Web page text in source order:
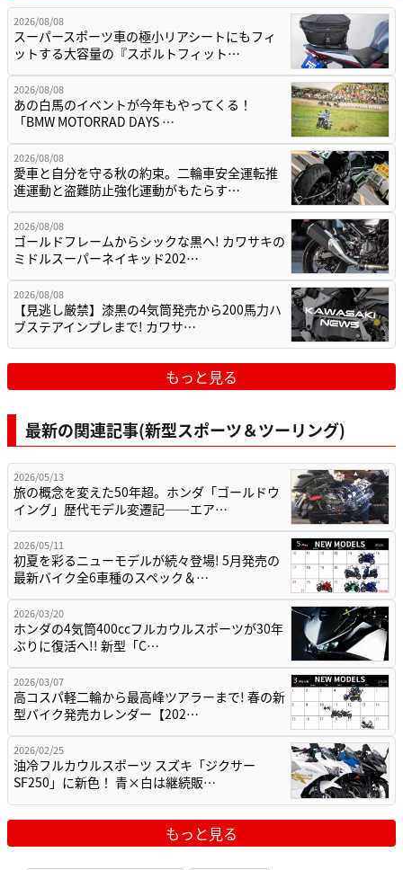
2026/08/08
スーパースポーツ車の極小リアシートにもフィ
ットする大容量の『スポルトフィット…
2026/08/08
あの白馬のイベントが今年もやってくる！
「BMW MOTORRAD DAYS …
2026/08/08
愛車と自分を守る秋の約束。二輪車安全運転推
進運動と盗難防止強化運動がもたらす…
2026/08/08
ゴールドフレームからシックな黒へ! カワサキの
ミドルスーパーネイキッド202…
2026/08/08
【見逃し厳禁】漆黒の4気筒発売から200馬力ハ
ブステアインプレまで! カワサ…
もっと見る
最新の関連記事(新型スポーツ＆ツーリング)
2026/05/13
旅の概念を変えた50年超。ホンダ「ゴールドウ
イング」歴代モデル変遷記——エア…
2026/05/11
初夏を彩るニューモデルが続々登場! 5月発売の
最新バイク全6車種のスペック＆…
2026/03/20
ホンダの4気筒400ccフルカウルスポーツが30年
ぶりに復活へ!! 新型「C…
2026/03/07
高コスパ軽二輪から最高峰ツアラーまで! 春の新
型バイク発売カレンダー【202…
2026/02/25
油冷フルカウルスポーツ スズキ「ジクサー
SF250」に新色！ 青×白は継続販…
もっと見る